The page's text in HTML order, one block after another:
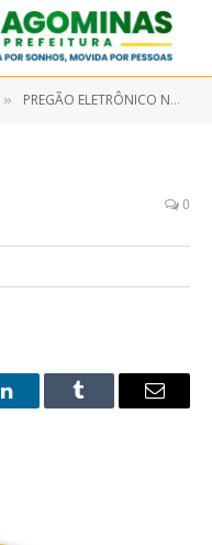
» PREGÃO ELETRÔNICO N° 9/2022-00088 (CONTRATAÇÃO DE EMPRESA ESPECIALIZADA PARA PRESTAÇÃO DE SERVIÇO RELACIONADO À LEITURA DE PEÇA ANATÔMICA DE EXAME HISPATOLÓGICO, OBJETIVANDO ATENDER AOS PACIENTES DO PROGRAMA SAÚDE DA MULHER E HOSPITAL MUNICIPAL DE PARAGOMINAS)
0
LinkedInTumblr Email